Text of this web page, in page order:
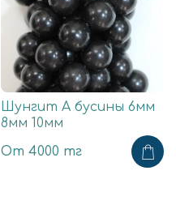
Шунгит А бусины 6мм
8мм 10мм
От 4000 тг